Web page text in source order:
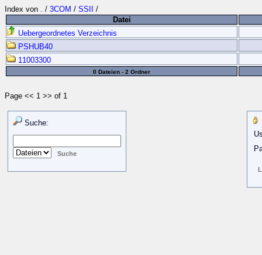
Index von . / 3COM / SSII
/
Datei
Uebergeordnetes Verzeichnis
PSHUB40
11003300
0 Dateien - 2 Ordner
Page << 1 >> of 1
Suche: